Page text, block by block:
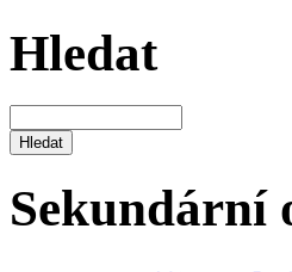
Hledat
Sekundární